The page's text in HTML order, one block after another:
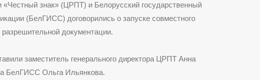
«Честный знак» (ЦРПТ) и Белорусский государственный
(БелГИСС) договорились о запуске совместного
документации.
заместитель генерального директора ЦРПТ Анна
БелГИСС Ольга Ильянкова.